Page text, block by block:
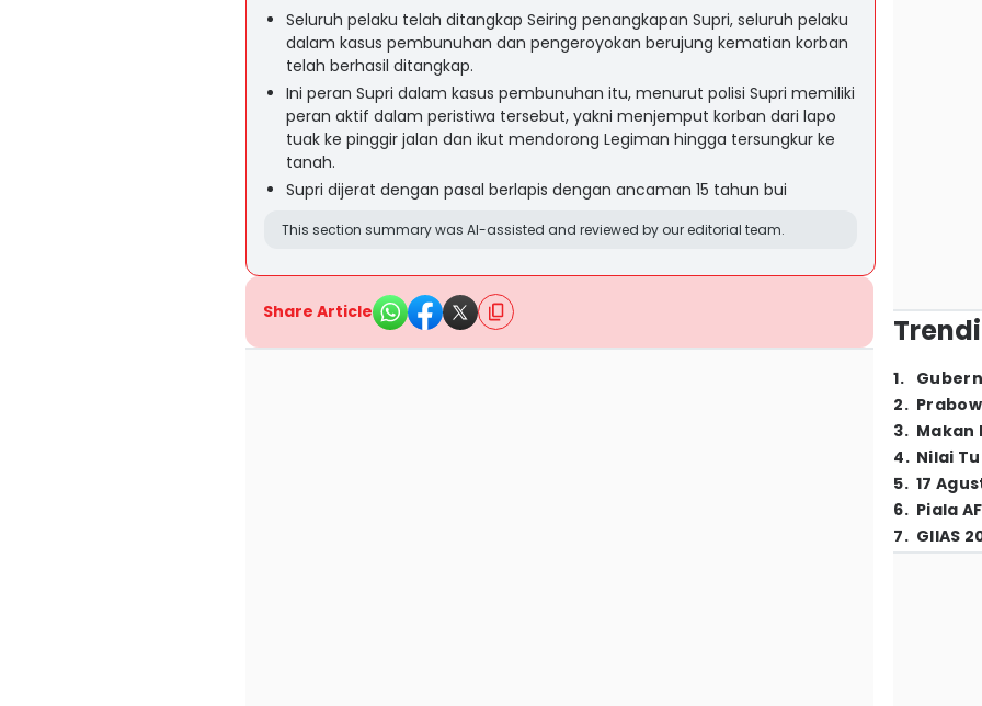
Seluruh pelaku telah ditangkap Seiring penangkapan Supri, seluruh pelaku
dalam kasus pembunuhan dan pengeroyokan berujung kematian korban
telah berhasil ditangkap.
Ini peran Supri dalam kasus pembunuhan itu, menurut polisi Supri memiliki
peran aktif dalam peristiwa tersebut, yakni menjemput korban dari lapo
tuak ke pinggir jalan dan ikut mendorong Legiman hingga tersungkur ke
tanah.
Supri dijerat dengan pasal berlapis dengan ancaman 15 tahun bui
This section summary was AI-assisted and reviewed by our editorial team.
Share Article
1.
2.
3. Makan
4. Nilai
5. 17
6. Piala
7. GIIAS